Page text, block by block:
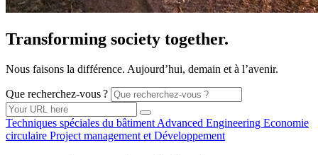
Transforming society together.
Nous faisons la différence. Aujourd’hui, demain et à l’avenir.
Que recherchez-vous ?
Techniques spéciales du bâtiment Advanced Engineering Economie
circulaire Project management et Développement